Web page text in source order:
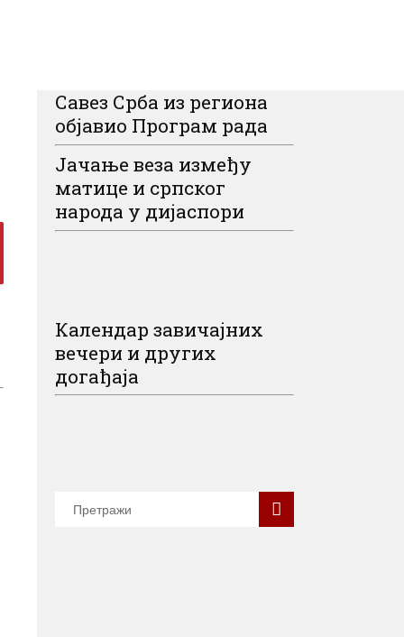
Савез Срба из региона
објавио Програм рада
Јачање веза између
матице и српског
народа у дијаспори
Календар завичајних
вечери и других
догађаја